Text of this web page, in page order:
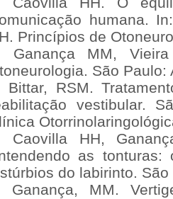
humana.
Princípios de
Ganança MM,
São Paulo:
Bittar, RSM.
vestibular.
Caovilla HH,
as
do labirinto.
Ganança, MM.